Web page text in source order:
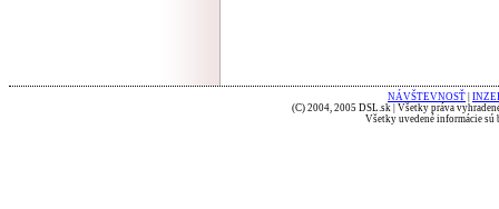
NÁVŠTEVNOSŤ
(C) 2004, 2005 DSL.sk | Všetky práva
Všetky uvedené informácie sú